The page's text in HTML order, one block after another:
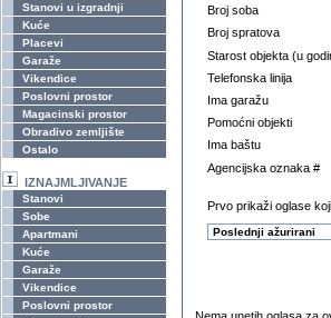
Stanovi u izgradnji
Kuće
Placevi
Garaže
Vikendice
Poslovni prostor
Magacinski prostor
Obradivo zemljište
Ostalo
IZNAJMLJIVANJE
Stanovi
Sobe
Apartmani
Kuće
Garaže
Vikendice
Poslovni prostor
Broj soba
Broj spratova
Starost objekta (u
Telefonska linija
Ima garažu
Pomoćni objekti
Ima baštu
Agencijska oznaka #
Prvo prikaži oglase